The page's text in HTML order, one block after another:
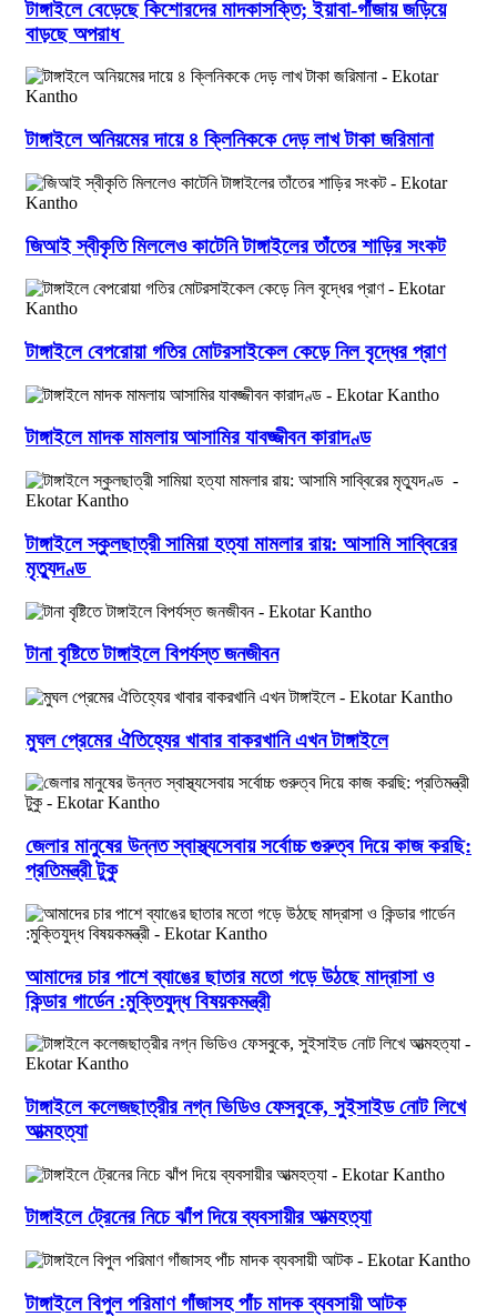
টাঙ্গাইলে বেড়েছে কিশোরদের মাদকাসক্তি; ইয়াবা-গাঁজায় জড়িয়ে
বাড়ছে অপরাধ
টাঙ্গাইলে অনিয়মের দায়ে ৪ ক্লিনিককে দেড় লাখ টাকা জরিমানা
জিআই স্বীকৃতি মিললেও কাটেনি টাঙ্গাইলের তাঁতের শাড়ির সংকট
টাঙ্গাইলে বেপরোয়া গতির মোটরসাইকেল কেড়ে নিল বৃদ্ধের প্রাণ
টাঙ্গাইলে মাদক মামলায় আসামির যাবজ্জীবন কারাদণ্ড
টাঙ্গাইলে স্কুলছাত্রী সামিয়া হত্যা মামলার রায়: আসামি সাব্বিরের
মৃত্যুদণ্ড
টানা বৃষ্টিতে টাঙ্গাইলে বিপর্যস্ত জনজীবন
মুঘল প্রেমের ঐতিহ্যের খাবার বাকরখানি এখন টাঙ্গাইলে
জেলার মানুষের উন্নত স্বাস্থ্যসেবায় সর্বোচ্চ গুরুত্ব দিয়ে কাজ করছি:
প্রতিমন্ত্রী টুকু
আমাদের চার পাশে ব্যাঙের ছাতার মতো গড়ে উঠছে মাদ্রাসা ও
কিন্ডার গার্ডেন :মুক্তিযুদ্ধ বিষয়কমন্ত্রী
টাঙ্গাইলে কলেজছাত্রীর নগ্ন ভিডিও ফেসবুকে, সুইসাইড নোট লিখে
আত্মহত্যা
টাঙ্গাইলে ট্রেনের নিচে ঝাঁপ দিয়ে ব্যবসায়ীর আত্মহত্যা
টাঙ্গাইলে বিপুল পরিমাণ গাঁজাসহ পাঁচ মাদক ব্যবসায়ী আটক